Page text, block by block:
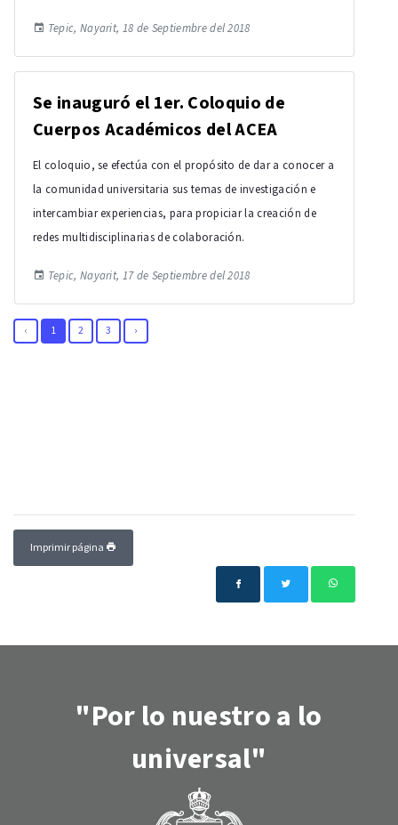
Tepic, Nayarit, 18 de Septiembre del 2018
Se inauguró el 1er. Coloquio de
Cuerpos Académicos del ACEA
El coloquio, se efectúa con el propósito de dar a conocer a
la comunidad universitaria sus temas de investigación e
intercambiar experiencias, para propiciar la creación de
redes multidisciplinarias de colaboración.
Tepic, Nayarit, 17 de Septiembre del 2018
‹ 1 2 3 ›
Imprimir página
"Por lo nuestro a lo
universal"